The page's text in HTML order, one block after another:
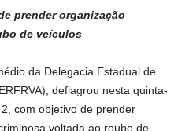
prender organização
de veículos
da Delegacia Estadual de
deflagrou nesta quinta-
com objetivo de prender
voltada ao roubo de